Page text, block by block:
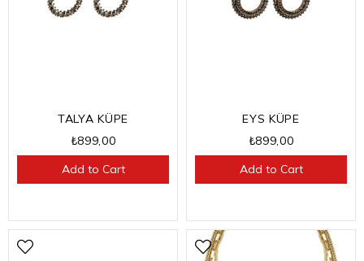
TALYA KÜPE
₺899,00
Add to Cart
EYS KÜPE
₺899,00
Add to Cart